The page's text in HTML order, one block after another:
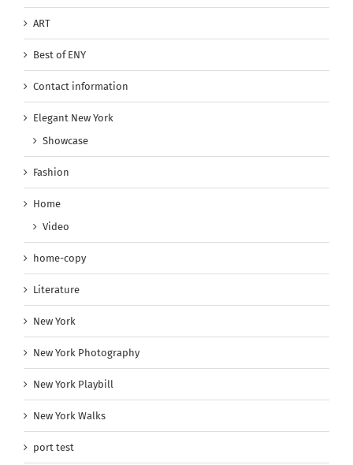
ART
Best of ENY
Contact information
Elegant New York
Showcase
Fashion
Home
Video
home-copy
Literature
New York
New York Photography
New York Playbill
New York Walks
port test